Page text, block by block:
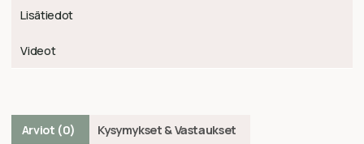
Lisätiedot
Videot
Arviot (0) Kysymykset & Vastaukset